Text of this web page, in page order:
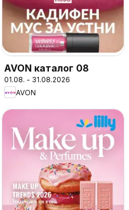
AVON каталог 08
01.08. - 31.08.2026
AVON